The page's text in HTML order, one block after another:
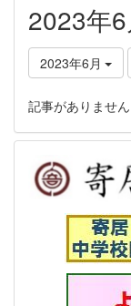
2023年
2023年6月
記事がありません